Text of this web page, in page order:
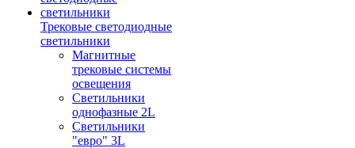
Трековые светодиодные
светильники
Магнитные
трековые системы
освещения
Светильники
однофазные 2L
Светильники
"евро" 3L